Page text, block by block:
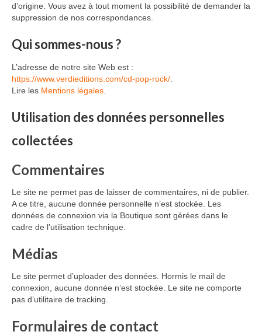
d’origine. Vous avez à tout moment la possibilité de demander la
suppression de nos correspondances.
Qui sommes-nous ?
L’adresse de notre site Web est :
https://www.verdieditions.com/cd-pop-rock/
Lire les Mentions légales
Utilisation des données personnelles
collectées
Commentaires
Le site ne permet pas de laisser de commentaires, ni de publier.
A ce titre, aucune donnée personnelle n’est stockée. Les
données de connexion via la Boutique sont gérées dans le
cadre de l’utilisation technique.
Médias
Le site permet d’uploader des données. Hormis le mail de
connexion, aucune donnée n’est stockée. Le site ne comporte
pas d’utilitaire de tracking.
Formulaires de contact